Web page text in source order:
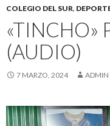
COLEGIO DEL SUR,
«TINCHO»
(AUDIO)
7 MARZO, 2024 ADMIN